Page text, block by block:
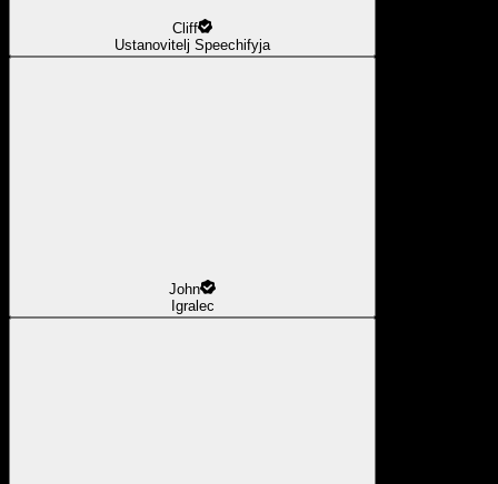
Cliff
Ustanovitelj Speechifyja
John
Igralec